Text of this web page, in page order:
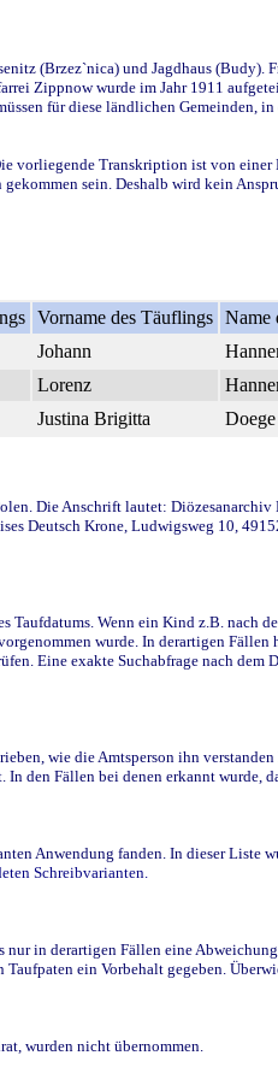
(Brzez`nica) und Jagdhaus (Budy).
Zippnow wurde im Jahr 1911
für diese ländlichen Gemeinden,
vorliegende Transkription ist von
sein. Deshalb wird kein
Vorname des Täuflings Name
Johann
Lorenz
Justina Brigitta Doege
Die Anschrift lautet:
Deutsch Krone, Ludwigsweg 10,
Wenn ein Kind z.B. nach
wurde. In derartigen
Eine exakte Suchabfrage nach
wie die Amtsperson ihn
den Fällen bei denen erkannt wurde,
Anwendung fanden. In dieser Liste
Schreibvarianten.
in derartigen Fällen eine
ein Vorbehalt gegeben.
wurden nicht übernommen.